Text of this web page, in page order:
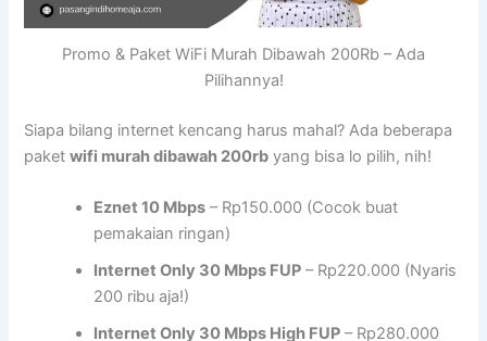
Promo & Paket WiFi Murah Dibawah 200Rb – Ada
Pilihannya!
Siapa bilang internet kencang harus mahal? Ada beberapa
paketwifi murah dibawah 200rb yang bisa lo pilih, nih!
Eznet 10 Mbps – Rp150.000 (Cocok buat
pemakaian ringan)
Internet Only 30 Mbps FUP – Rp220.000 (Nyaris
200 ribu aja!)
Internet Only 30 Mbps High FUP – Rp280.000